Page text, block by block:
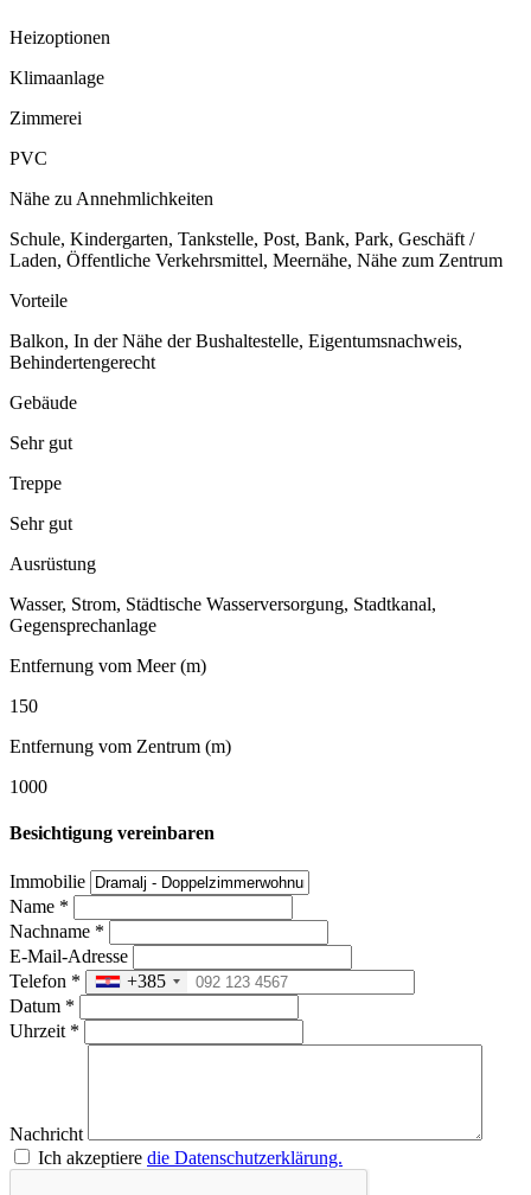
Heizoptionen
Klimaanlage
Zimmerei
PVC
Nähe zu Annehmlichkeiten
Schule, Kindergarten, Tankstelle, Post, Bank, Park, Geschäft /
Laden, Öffentliche Verkehrsmittel, Meernähe, Nähe zum Zentrum
Vorteile
Balkon, In der Nähe der Bushaltestelle, Eigentumsnachweis,
Behindertengerecht
Gebäude
Sehr gut
Treppe
Sehr gut
Ausrüstung
Wasser, Strom, Städtische Wasserversorgung, Stadtkanal,
Gegensprechanlage
Entfernung vom Meer (m)
150
Entfernung vom Zentrum (m)
1000
Besichtigung vereinbaren
Immobilie
Name *
Nachname *
E-Mail-Adresse
Telefon *
+385
Datum *
Uhrzeit *
Nachricht
Ich akzeptiere die Datenschutzerklärung.